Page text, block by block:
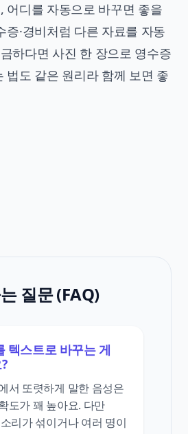
어디를 자동으로 바꾸면 좋을
증·경비처럼 다른 자료를 자동
하다면 사진 한 장으로 영수증
법도 같은 원리라 함께 보면 좋
질문 (FAQ)
텍스트로 바꾸는 게
서 또렷하게 말한 음성은
도가 꽤 높아요. 다만
리가 섞이거나 여러 명이